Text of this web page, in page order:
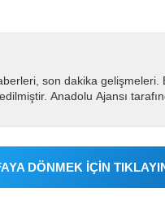
son dakika gelişmeleri.
Anadolu Ajansı
DÖNMEK İÇİN